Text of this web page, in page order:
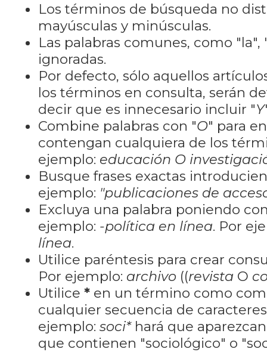
Los términos de búsqueda no
mayúsculas y minúsculas.
Las palabras comunes, como "la",
ignoradas.
Por defecto, sólo aquellos
los términos en consulta, serán
decir que es innecesario incluir "Y
Combine palabras con "O" para
contengan cualquiera de los
ejemplo: educación O
Busque frases exactas
ejemplo: "publicaciones de
Excluya una palabra poniendo
ejemplo: -política en línea. Por
línea.
Utilice paréntesis para crear
Por ejemplo: archivo ((revista O
Utilice *en un término como
cualquier secuencia de
ejemplo: soci*hará que
que contienen "sociológico" o